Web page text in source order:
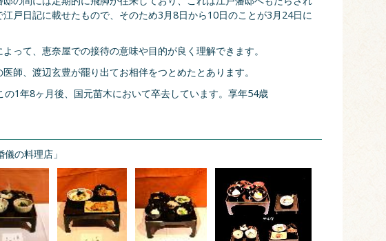
戸日記に載せたもので、そのため3月8日から10日のことが3月24日に
って、恵奈屋での接待の意味や目的が良く理解できます。
師、渡辺玄豊が罷り出てお相伴をつとめたとあります。
の1年8ヶ月後、国元苗木において卒去しています。享年54歳
の料理店」